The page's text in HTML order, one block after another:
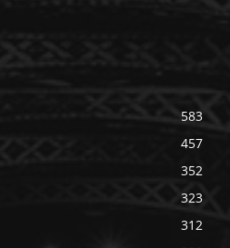
583
457
352
323
312